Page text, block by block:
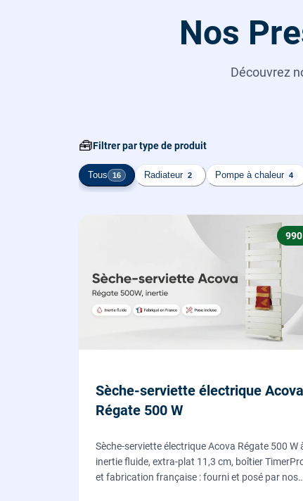
Nos
Découvrez
🧰Filtrer par type de produit
Tous 16 Radiateur 2 Pompe à chaleur 4
Sèche-serviette électrique Acova
Régate 500 W
Sèche-serviette électrique Acova Régate 500 W
inertie fluide, extra-plat 11,3 cm, boîtier
et fabrication française : fourni et posé par nos